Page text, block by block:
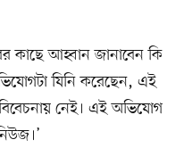
কাছে আহ্বান জানাবেন কি
যিনি করেছেন, এই
নেই। এই অভিযোগ